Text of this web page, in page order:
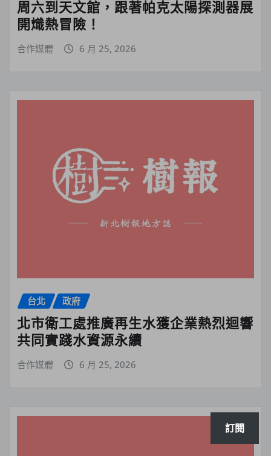
周六到天文館，跟著帕克太陽探測器展
開熾熱冒險！
合作媒體 6 月 25, 2026
台北 政府
北市衛工處推廣再生水獲企業熱烈迴響
共同實踐水資源永續
合作媒體 6 月 25, 2026
訂閱